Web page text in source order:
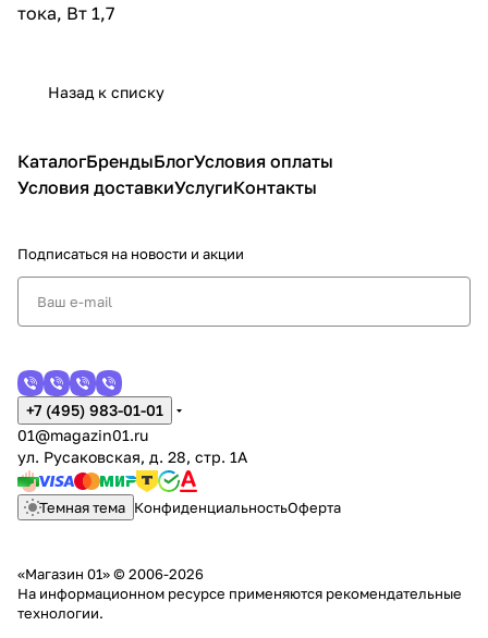
тока, Вт 1,7
Назад к списку
КаталогБрендыБлогУсловия оплаты
Условия доставкиУслугиКонтакты
Подписаться на новости и акции
+7 (495) 983-01-01
01@magazin01.ru
ул. Русаковская, д. 28, стр. 1А
Темная тема КонфиденциальностьОферта
«Магазин 01» © 2006-2026
На информационном ресурсе применяются рекомендательные
технологии.